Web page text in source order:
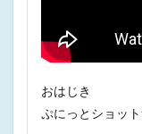
おはじき
ぷにっとショッ